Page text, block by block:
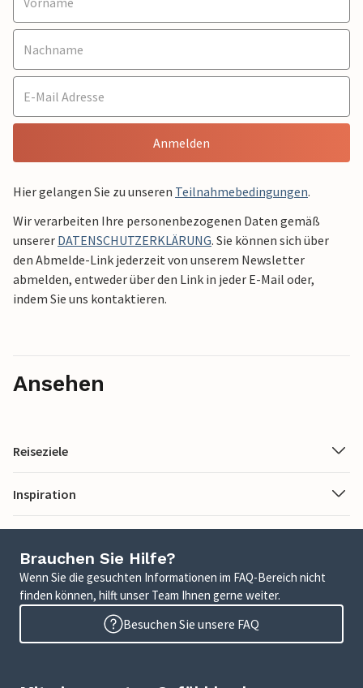
Anmelden
Hier gelangen Sie zu unseren Teilnahmebedingungen.
Wir verarbeiten Ihre personenbezogenen Daten gemäß
unserer DATENSCHUTZERKLÄRUNG. Sie können sich über
den Abmelde-Link jederzeit von unserem Newsletter
abmelden, entweder über den Link in jeder E-Mail oder,
indem Sie uns kontaktieren.
Ansehen
Reiseziele
Inspiration
Brauchen Sie Hilfe?
Wenn Sie die gesuchten Informationen im FAQ-Bereich nicht
finden können, hilft unser Team Ihnen gerne weiter.
Besuchen Sie unsere FAQ